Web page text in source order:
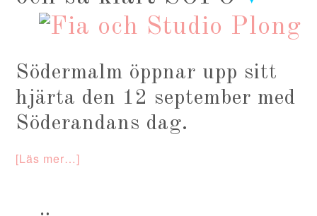
Södermalm öppnar upp sitt
hjärta den 12 september med
Söderandans dag.
[Läs mer…]